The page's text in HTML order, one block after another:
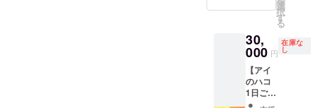
2025/10
/31 ・お
名前を
「備考
欄」に
ご記入
くださ
日程な
どは個
別に相
談とな
ります
（予定
「アイ
のハ
コ」出
発・解
散で
す。 ・
詰め合
わせ
マト
（150
ｇ）
ジャン
ボイン
ゲン
（150
選
択
す
る
30,
000 円
在庫な
し
【アイ
のハコ
1日ご利
用券】